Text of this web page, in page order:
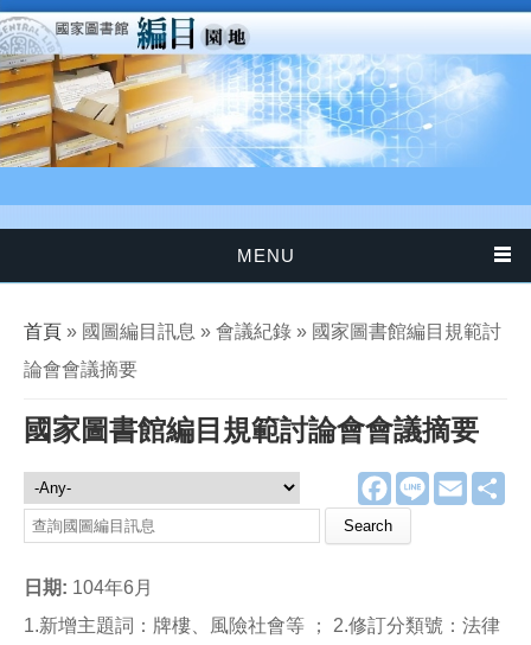
移至主內容
MENU
您在這裡
首頁 » 國圖編目訊息 » 會議紀錄 » 國家圖書館編目規範討
論會會議摘要
國家圖書館編目規範討論會會議摘要
F
a
e
k
L
E
m
國圖編目訊息
Search this site
日期: 104年6月
1.新增主題詞：牌樓、風險社會等 ； 2.修訂分類號：法律